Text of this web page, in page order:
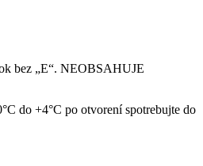
bez „E“. NEOBSAHUJE
do +4°C po otvorení spotrebujte do